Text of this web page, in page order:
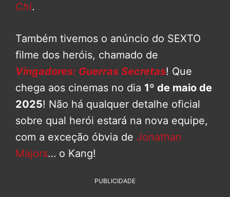
Chi.
Também tivemos o anúncio do SEXTO
filme dos heróis, chamado de
Vingadores: Guerras Secretas! Que
chega aos cinemas no dia 1º de maio de
2025! Não há qualquer detalhe oficial
sobre qual herói estará na nova equipe,
com a exceção óbvia de Jonathan
Majors… o Kang!
PUBLICIDADE